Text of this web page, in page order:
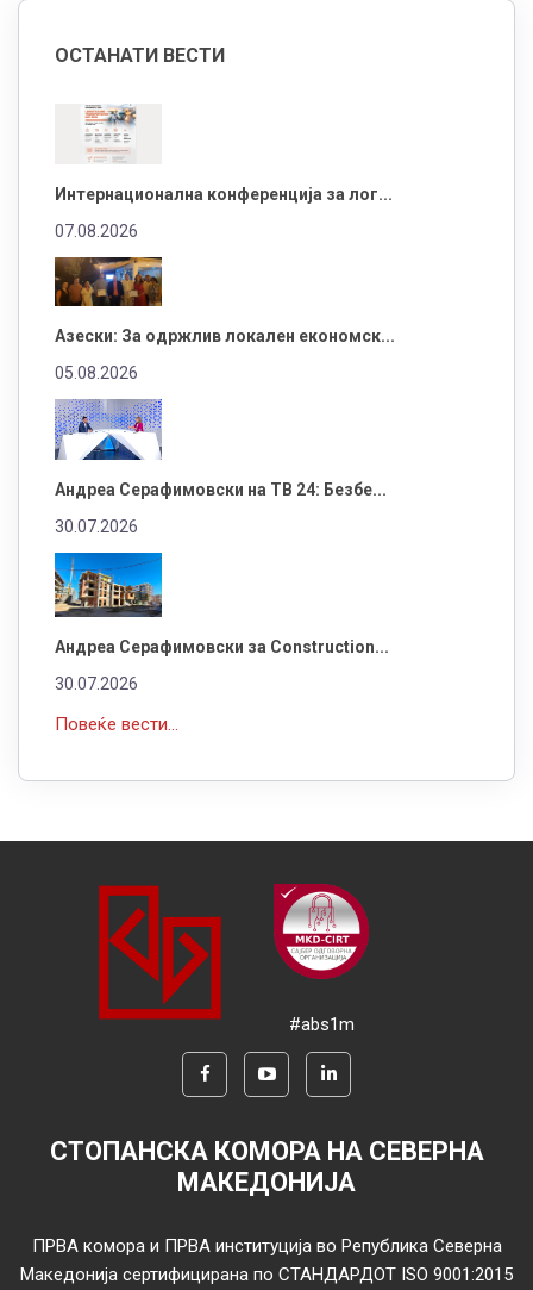
ОСТАНАТИ ВЕСТИ
Интернационална конференција за лог...
07.08.2026
Азески: За одржлив локален економск...
05.08.2026
Андреа Серафимовски на ТВ 24: Безбе...
30.07.2026
Андреа Серафимовски за Construction...
30.07.2026
Повеќе вести...
#abs1m
СТОПАНСКА КОМОРА НА СЕВЕРНА
МАКЕДОНИЈА
ПРВА комора и ПРВА институција во Република Северна
Македонија сертифицирана по СТАНДАРДОТ ISO 9001:2015